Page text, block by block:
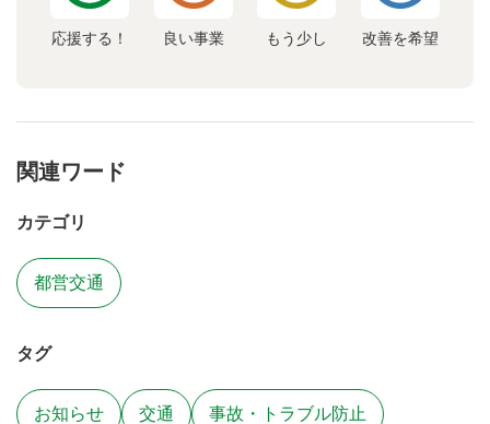
応援する！ 良い事業 もう少し 改善を希望
関連ワード
カテゴリ
都営交通
タグ
お知らせ 交通 事故・トラブル防止